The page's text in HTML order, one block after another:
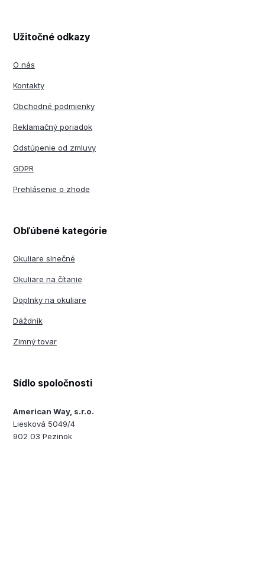
Užitočné odkazy
O nás
Kontakty
Obchodné podmienky
Reklamačný poriadok
Odstúpenie od zmluvy
GDPR
Prehlásenie o zhode
Obľúbené kategórie
Okuliare slnečné
Okuliare na čítanie
Doplnky na okuliare
Dáždnik
Zimný tovar
Sídlo spoločnosti
American Way, s.r.o.
Liesková 5049/4
902 03 Pezinok